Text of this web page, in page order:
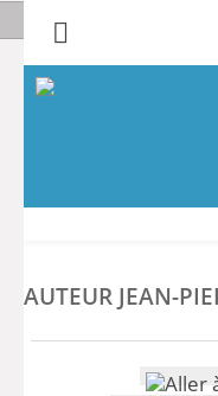
AUTEUR JEAN-